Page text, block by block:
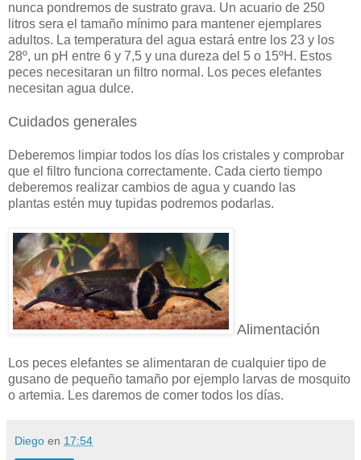
nunca pondremos de sustrato grava. Un acuario de 250
litros sera el tamaño mínimo para mantener ejemplares
adultos. La temperatura del agua estará entre los 23 y los
28º, un pH entre 6 y 7,5 y una dureza del 5 o 15ºH. Estos
peces necesitaran un filtro normal. Los peces elefantes
necesitan agua dulce.
Cuidados generales
Deberemos limpiar todos los días los cristales y comprobar
que el filtro funciona correctamente. Cada cierto tiempo
deberemos realizar cambios de agua y cuando las
plantas estén muy tupidas podremos podarlas.
Alimentación
Los peces elefantes se alimentaran de cualquier tipo de
gusano de pequeño tamaño por ejemplo larvas de mosquito
o artemia. Les daremos de comer todos los días.
Diego en 17:54